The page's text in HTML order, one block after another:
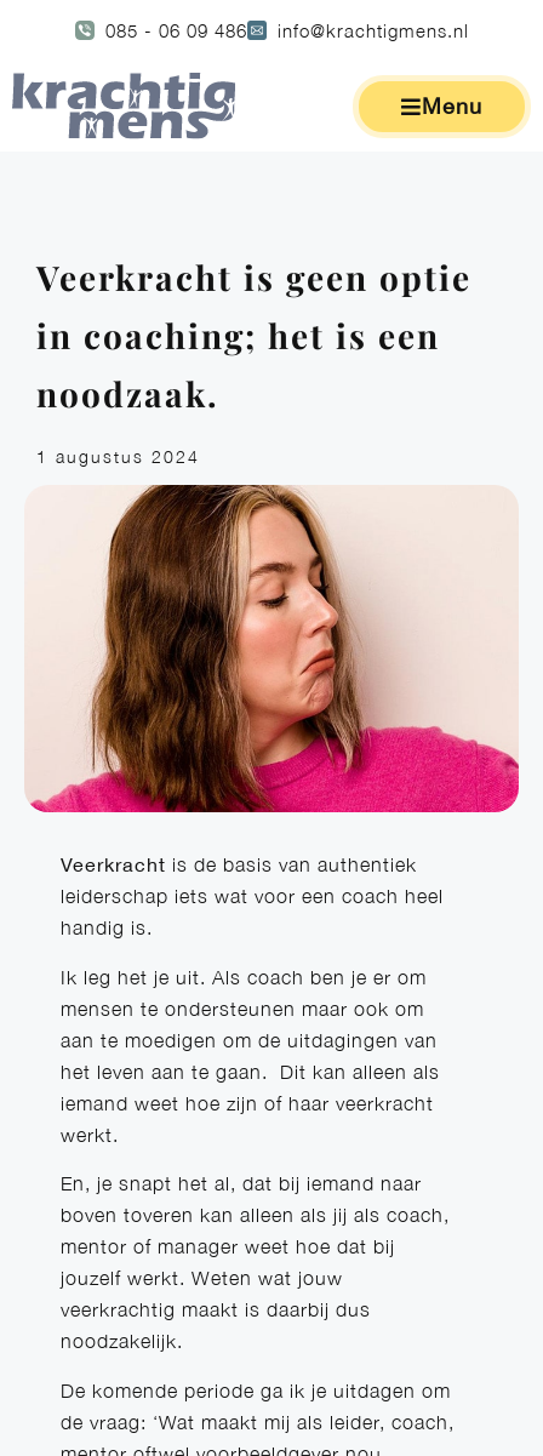
085 - 06 09 486 info@krachtigmens.nl
Menu
Veerkracht is geen optie
in coaching; het is een
noodzaak.
1 augustus 2024
Veerkracht is de basis van authentiek
leiderschap iets wat voor een coach heel
handig is.
Ik leg het je uit. Als coach ben je er om
mensen te ondersteunen maar ook om
aan te moedigen om de uitdagingen van
het leven aan te gaan. Dit kan alleen als
iemand weet hoe zijn of haar veerkracht
werkt.
En, je snapt het al, dat bij iemand naar
boven toveren kan alleen als jij als coach,
mentor of manager weet hoe dat bij
jouzelf werkt. Weten wat jouw
veerkrachtig maakt is daarbij dus
noodzakelijk.
De komende periode ga ik je uitdagen om
de vraag: ‘Wat maakt mij als leider, coach,